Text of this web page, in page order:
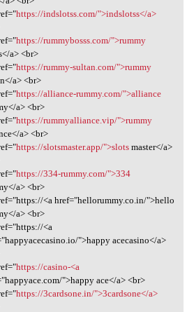
https://indslotss.com/">indslotss</a>
https://rummybosss.com/">rummy
a> <br>
https://rummy-sultan.com/">rummy
a> <br>
https://alliance-rummy.com/">alliance
a> <br>
https://rummyalliance.vip/">rummy
a> <br>
https://slotsmaster.app/">slotsmaster</a>
https://334-rummy.com/">334
a> <br>
<a href="hellorummy.co.in/">hello
a> <br>
<a
">happy acecasino</a>
https://casino-<a
">happy ace</a> <br>
https://3cardsone.in/">3cardsone</a>